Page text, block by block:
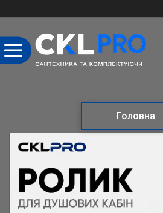
Головна